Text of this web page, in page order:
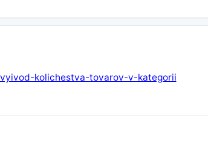
kolichestva-tovarov-v-kategorii